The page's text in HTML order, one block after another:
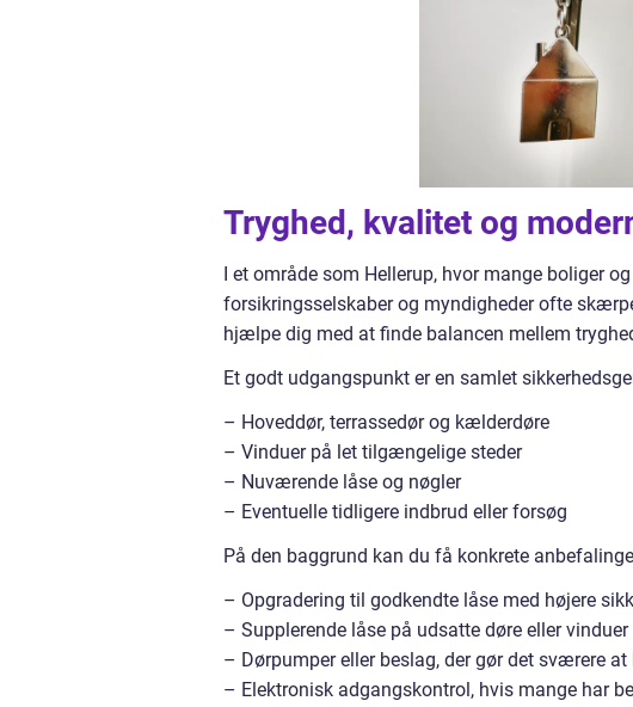
Tryghed, kvalitet og
I et område som Hellerup, hvor mange boliger
forsikringsselskaber og myndigheder ofte
hjælpe dig med at finde balancen mellem
Et godt udgangspunkt er en samlet
– Hoveddør, terrassedør og kælderdøre
– Vinduer på let tilgængelige steder
– Nuværende låse og nøgler
– Eventuelle tidligere indbrud eller forsøg
På den baggrund kan du få konkrete
– Opgradering til godkendte låse med højere
– Supplerende låse på udsatte døre eller vinduer
– Dørpumper eller beslag, der gør det sværere at
– Elektronisk adgangskontrol, hvis mange har